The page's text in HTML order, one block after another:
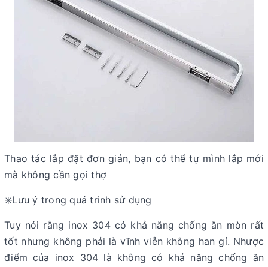
Thao tác lắp đặt đơn giản, bạn có thể tự mình lắp mới
mà không cần gọi thợ
✳️Lưu ý trong quá trình sử dụng
Tuy nói rằng inox 304 có khả năng chống ăn mòn rất
tốt nhưng không phải là vĩnh viễn không han gỉ. Nhược
điểm của inox 304 là không có khả năng chống ăn